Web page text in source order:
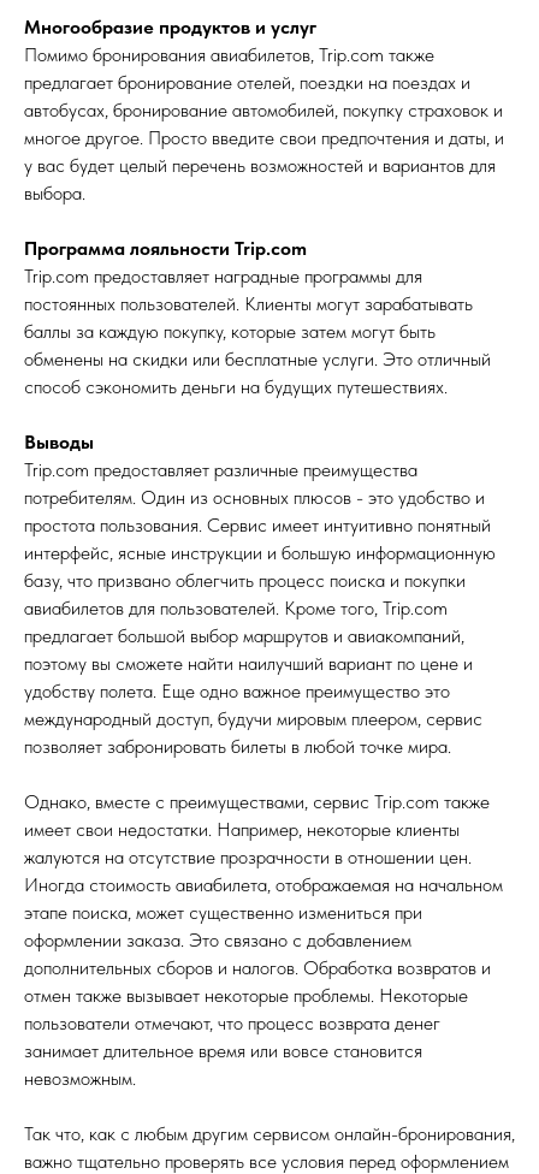
Многообразие продуктов и услуг
Помимо бронирования авиабилетов, Trip.com также
предлагает бронирование отелей, поездки на поездах и
автобусах, бронирование автомобилей, покупку страховок и
многое другое. Просто введите свои предпочтения и даты, и
у вас будет целый перечень возможностей и вариантов для
выбора.
Программа лояльности Trip.com
Trip.com предоставляет наградные программы для
постоянных пользователей. Клиенты могут зарабатывать
баллы за каждую покупку, которые затем могут быть
обменены на скидки или бесплатные услуги. Это отличный
способ сэкономить деньги на будущих путешествиях.
Выводы
Trip.com предоставляет различные преимущества
потребителям. Один из основных плюсов - это удобство и
простота пользования. Сервис имеет интуитивно понятный
интерфейс, ясные инструкции и большую информационную
базу, что призвано облегчить процесс поиска и покупки
авиабилетов для пользователей. Кроме того, Trip.com
предлагает большой выбор маршрутов и авиакомпаний,
поэтому вы сможете найти наилучший вариант по цене и
удобству полета. Еще одно важное преимущество это
международный доступ, будучи мировым плеером, сервис
позволяет забронировать билеты в любой точке мира.
Однако, вместе с преимуществами, сервис Trip.com также
имеет свои недостатки. Например, некоторые клиенты
жалуются на отсутствие прозрачности в отношении цен.
Иногда стоимость авиабилета, отображаемая на начальном
этапе поиска, может существенно измениться при
оформлении заказа. Это связано с добавлением
дополнительных сборов и налогов. Обработка возвратов и
отмен также вызывает некоторые проблемы. Некоторые
пользователи отмечают, что процесс возврата денег
занимает длительное время или вовсе становится
невозможным.
Так что, как с любым другим сервисом онлайн-бронирования,
важно тщательно проверять все условия перед оформлением